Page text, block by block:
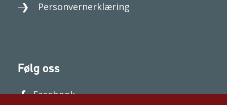
Personvernerklæring
Følg oss
Facebook